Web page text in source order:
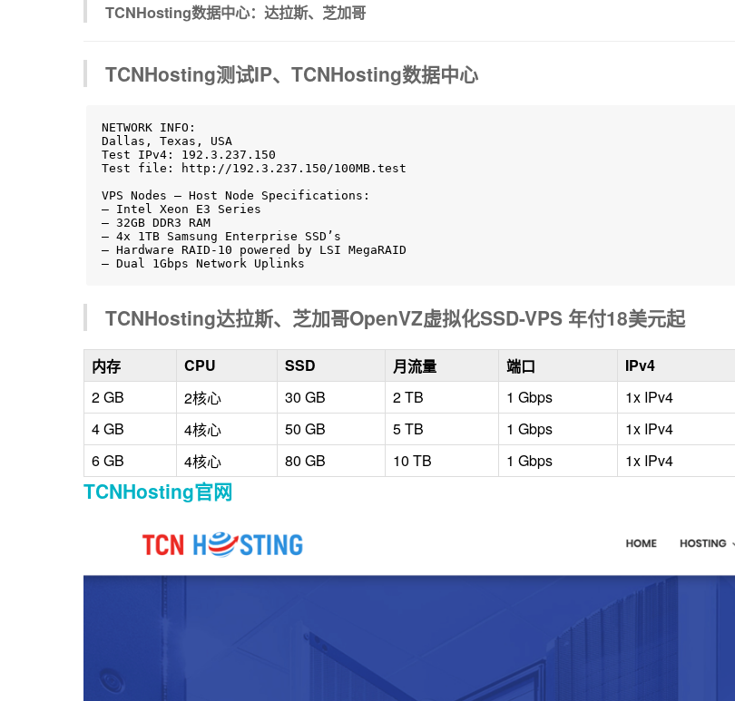
TCNHosting数据中心：达拉斯、芝加哥
TCNHosting测试IP、TCNHosting数据中心
NETWORK INFO:
Dallas, Texas, USA
Test IPv4: 192.3.237.150
Test file: http://192.3.237.150/100MB.test
VPS Nodes – Host Node Specifications:
– Intel Xeon E3 Series
– 32GB DDR3 RAM
– 4x 1TB Samsung Enterprise SSD’s
– Hardware RAID-10 powered by LSI MegaRAID
– Dual 1Gbps Network Uplinks
TCNHosting达拉斯、芝加哥OpenVZ虚拟化SSD-VPS 年付18美元起
内存 CPU SSD 月流量 端口 IPv4
2 GB
2核心 30 GB 2 TB 1 Gbps 1x IPv4
4 GB
4核心 50 GB 5 TB 1 Gbps 1x IPv4
6 GB
4核心 80 GB 10 TB 1 Gbps 1x IPv4
TCNHosting官网